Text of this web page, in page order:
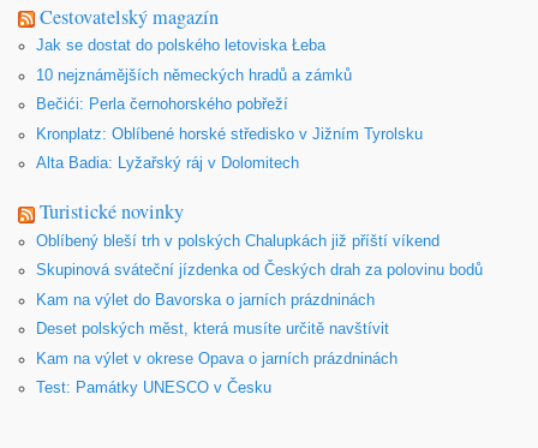
Cestovatelský magazín
Jak se dostat do polského letoviska Łeba
10 nejznámějších německých hradů a zámků
Bečići: Perla černohorského pobřeží
Kronplatz: Oblíbené horské středisko v Jižním Tyrolsku
Alta Badia: Lyžařský ráj v Dolomitech
Turistické novinky
Oblíbený bleší trh v polských Chalupkách již příští víkend
Skupinová sváteční jízdenka od Českých drah za polovinu bodů
Kam na výlet do Bavorska o jarních prázdninách
Deset polských měst, která musíte určitě navštívit
Kam na výlet v okrese Opava o jarních prázdninách
Test: Památky UNESCO v Česku